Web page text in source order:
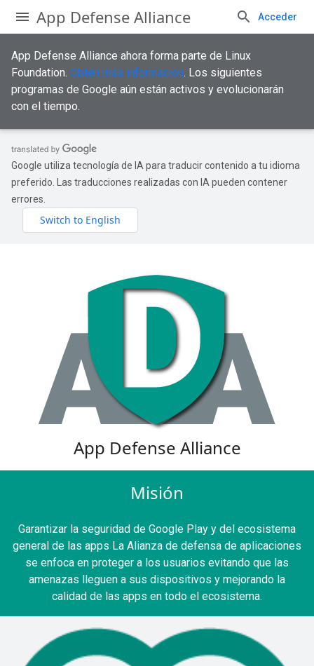
App Defense Alliance Acceder
App Defense Alliance ahora forma parte de Linux
Foundation. Obtén más información. Los siguientes
programas de Google aún están activos y evolucionarán
con el tiempo.
Google utiliza tecnología de IA para traducir contenido a tu idioma
preferido. Las traducciones realizadas con IA pueden contener
errores.
App Defense Alliance
Misión
Garantizar la seguridad de Google Play y del ecosistema
general de las apps La Alianza de defensa de aplicaciones
se enfoca en proteger a los usuarios evitando que las
amenazas lleguen a sus dispositivos y mejorando la
calidad de las apps en todo el ecosistema.